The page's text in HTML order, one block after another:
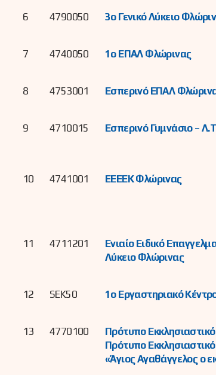
6 4790050 3ο Γενικό Λύκειο
7 4740050 1ο ΕΠΑΛ Φλώρινας
8 4753001 Εσπερινό ΕΠΑΛ
9 4710015 Εσπερινό Γυμνάσιο –
10 4741001 ΕΕΕΕΚ Φλώρινας
11 4711201
Ενιαίο Ειδικό
Λύκειο Φλώρινας
12 SEK50 1o Εργαστηριακό
13 4770100
Πρότυπο
Πρότυπο
«Άγιος Αγαθάγγελος ο